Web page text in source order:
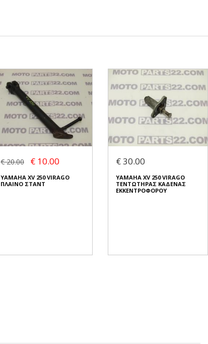
€ 20.00 € 10.00
YAMAHA XV 250 VIRAGO
ΠΛΑΙΝΟ ΣΤΑΝΤ
€ 30.00
YAMAHA XV 250 VIRAGO
ΤΕΝΤΩΤΗΡΑΣ ΚΑΔΕΝΑΣ
ΕΚΚΕΝΤΡΟΦΟΡΟΥ